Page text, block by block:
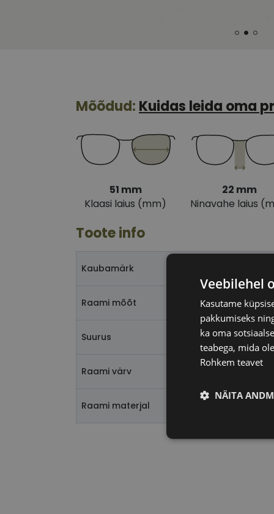
Mõõdud: Kuidas leida oma
51 mm
Klaasi laius (mm)
22 mm
Ninavahe laius
Toote info
Kaubamärk
Raami mõõt
Suurus
Raami värv
Raami materjal
Veebilehel
Kasutame
pakkumiseks
ka oma
teabega, mida
Rohkem teavet
NÄITA